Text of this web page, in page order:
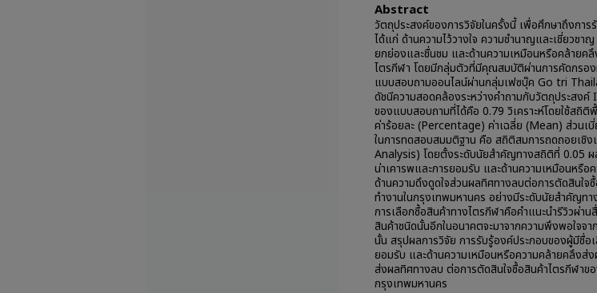
Abstract
วัตถุประสงค์ของการวิจัยในครั้งนี้ เพื่อศึกษาถึงกา
ได้แก่ ด้านความไว้วางใจ ความชำนาญและเชี่ยวชา
ยกย่องและชื่นชม และด้านความเหมือนหรือคล้ายค
ไตรกีฬา โดยมีกลุ่มตัวที่มีคุณสมบัติผ่านการคัดกรอ
แบบสอบถามออนไลน์ผ่านกลุ่มเฟซบุ๊ค Go tri
ดัชนีความสอดคล้องระหว่างคำถามกับวัตถุประสงค์
ของแบบสอบถามที่ได้คือ 0.79 วิเคราะห์โดยใช้สถิ
ค่าร้อยละ (Percentage) ค่าเฉลี่ย (Mean) ส่วนเ
ในการทดสอบสมมติฐาน คือ สถิติสมการถดถอยเ
Analysis) โดยตั้งระดับนัยสำคัญทางสถิติที่ 0.05 ผ
น่าเคารพและการยอมรับ และด้านความเหมือนหรื
ด้านความดึงดูดใจส่วนผลทิศทางลบต่อการตัดสินใ
ทำงานในกรุงเทพมหานคร อย่างมีระดับนัยสำคัญท
การเลือกซื้อสินค้าทางไตรกีฬาคือคำแนะนำรีวิวผ่า
สินค้าชนิดนั้นอีกในอนาคตจะมาจากความพึงพอใจจ
นั้น สรุปผลการวิจัย การรับรู้องค์ประกอบของผู้มีชื่อ
ยอมรับ และด้านความเหมือนหรือความคล้ายคลึงส่
ส่งผลทิศทางลบ ต่อการตัดสินใจซื้อสินค้าไตรกีฬาข
กรุงเทพมหานคร